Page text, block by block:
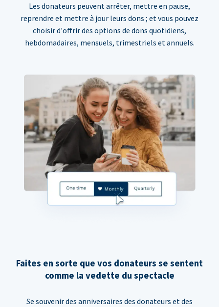
Les donateurs peuvent arrêter, mettre en pause,
reprendre et mettre à jour leurs dons ; et vous pouvez
choisir d'offrir des options de dons quotidiens,
hebdomadaires, mensuels, trimestriels et annuels.
Faites en sorte que vos donateurs se sentent
comme la vedette du spectacle
Se souvenir des anniversaires des donateurs et des